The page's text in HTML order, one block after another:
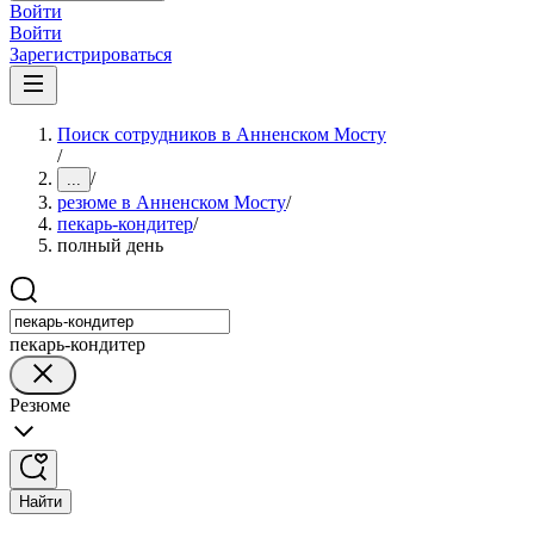
Войти
Войти
Зарегистрироваться
Поиск сотрудников в Анненском Мосту
/
... /
резюме в Анненском Мосту/
пекарь-кондитер/
полный день
пекарь-кондитер
Резюме
Найти